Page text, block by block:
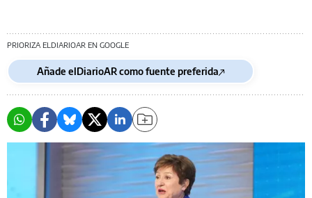
PRIORIZA ELDIARIOAR EN GOOGLE
Añade elDiarioAR como fuente preferida